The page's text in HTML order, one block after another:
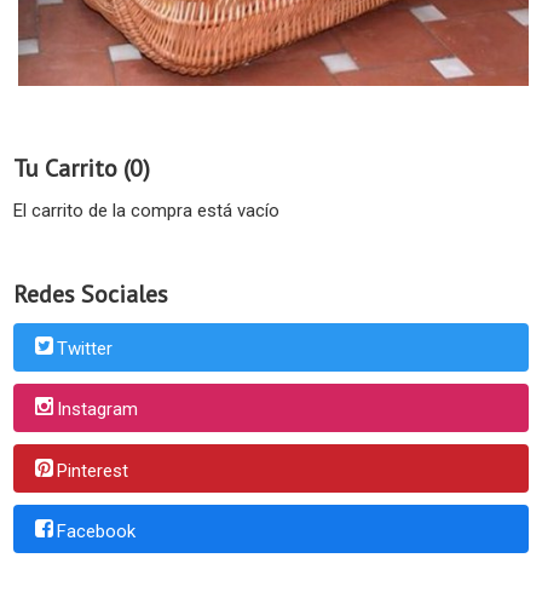
Tu Carrito (0)
El carrito de la compra está vacío
Redes Sociales
Twitter
Instagram
Pinterest
Facebook